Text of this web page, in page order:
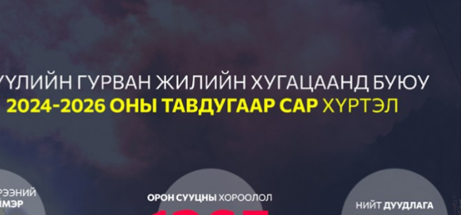
улс 3.10 тонн алт гадаадад гаргажээ